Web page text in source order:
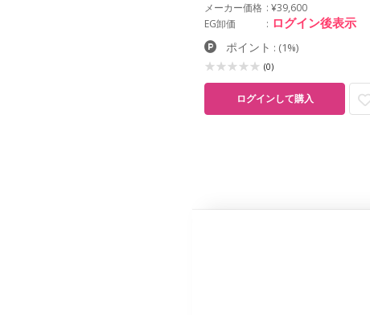
メーカー価格
¥39,600
EG卸価
ログイン後表示
ポイント : (1%)
(0)
ログインして購入